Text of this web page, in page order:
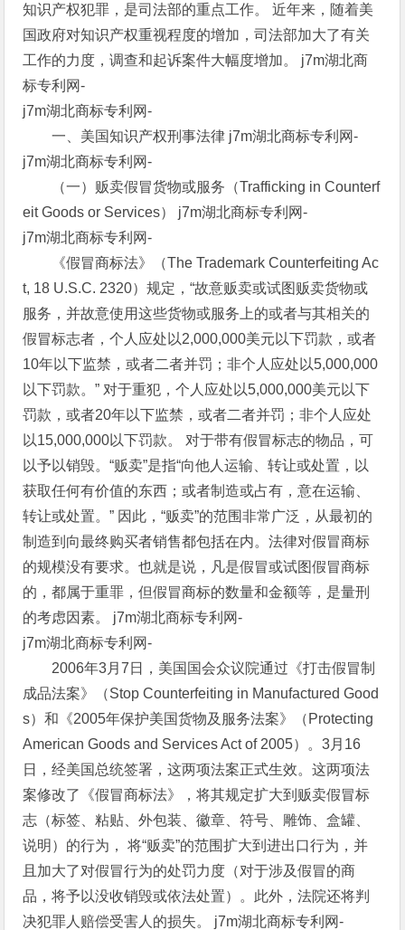
知识产权犯罪，是司法部的重点工作。 近年来，随着美
国政府对知识产权重视程度的增加，司法部加大了有关
工作的力度，调查和起诉案件大幅度增加。 j7m湖北商
标专利网-
j7m湖北商标专利网-
一、美国知识产权刑事法律 j7m湖北商标专利网-
j7m湖北商标专利网-
（一）贩卖假冒货物或服务（Trafficking in Counterf
eit Goods or Services） j7m湖北商标专利网-
j7m湖北商标专利网-
《假冒商标法》（The Trademark Counterfeiting Ac
t, 18 U.S.C. 2320）规定，“故意贩卖或试图贩卖货物或
服务，并故意使用这些货物或服务上的或者与其相关的
假冒标志者，个人应处以2,000,000美元以下罚款，或者
10年以下监禁，或者二者并罚；非个人应处以5,000,000
以下罚款。” 对于重犯，个人应处以5,000,000美元以下
罚款，或者20年以下监禁，或者二者并罚；非个人应处
以15,000,000以下罚款。 对于带有假冒标志的物品，可
以予以销毁。“贩卖”是指“向他人运输、转让或处置，以
获取任何有价值的东西；或者制造或占有，意在运输、
转让或处置。” 因此，“贩卖”的范围非常广泛，从最初的
制造到向最终购买者销售都包括在内。法律对假冒商标
的规模没有要求。也就是说，凡是假冒或试图假冒商标
的，都属于重罪，但假冒商标的数量和金额等，是量刑
的考虑因素。 j7m湖北商标专利网-
j7m湖北商标专利网-
2006年3月7日，美国国会众议院通过《打击假冒制
成品法案》（Stop Counterfeiting in Manufactured Good
s）和《2005年保护美国货物及服务法案》（Protecting
American Goods and Services Act of 2005）。3月16
日，经美国总统签署，这两项法案正式生效。这两项法
案修改了《假冒商标法》，将其规定扩大到贩卖假冒标
志（标签、粘贴、外包装、徽章、符号、雕饰、盒罐、
说明）的行为， 将“贩卖”的范围扩大到进出口行为，并
且加大了对假冒行为的处罚力度（对于涉及假冒的商
品，将予以没收销毁或依法处置）。此外，法院还将判
决犯罪人赔偿受害人的损失。 j7m湖北商标专利网-